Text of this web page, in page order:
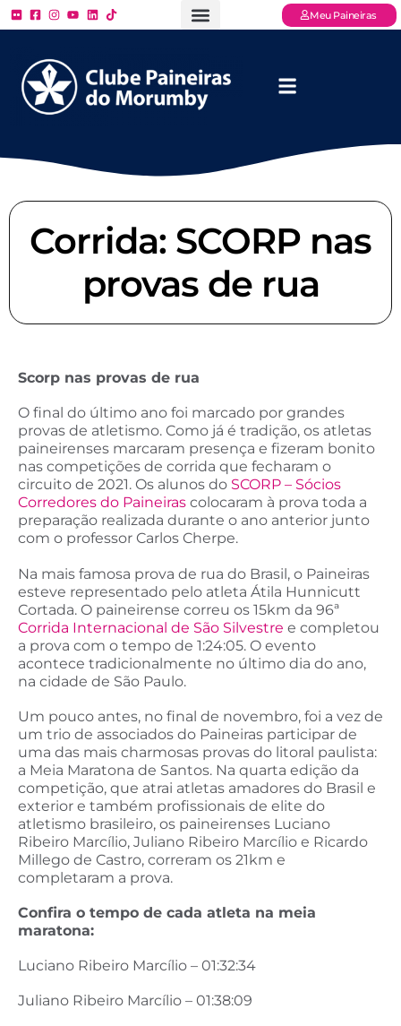
Meu Paineiras
Corrida: SCORP nas
provas de rua
Scorp nas provas de rua
O final do último ano foi marcado por grandes
provas de atletismo. Como já é tradição, os atletas
paineirenses marcaram presença e fizeram bonito
nas competições de corrida que fecharam o
circuito de 2021. Os alunos do SCORP – Sócios
Corredores do Paineiras colocaram à prova toda a
preparação realizada durante o ano anterior junto
com o professor Carlos Cherpe.
Na mais famosa prova de rua do Brasil, o Paineiras
esteve representado pelo atleta Átila Hunnicutt
Cortada. O paineirense correu os 15km da 96ª
Corrida Internacional de São Silvestre e completou
a prova com o tempo de 1:24:05. O evento
acontece tradicionalmente no último dia do ano,
na cidade de São Paulo.
Um pouco antes, no final de novembro, foi a vez de
um trio de associados do Paineiras participar de
uma das mais charmosas provas do litoral paulista:
a Meia Maratona de Santos. Na quarta edição da
competição, que atrai atletas amadores do Brasil e
exterior e também profissionais de elite do
atletismo brasileiro, os paineirenses Luciano
Ribeiro Marcílio, Juliano Ribeiro Marcílio e Ricardo
Millego de Castro, correram os 21km e
completaram a prova.
Confira o tempo de cada atleta na meia
maratona:
Luciano Ribeiro Marcílio – 01:32:34
Juliano Ribeiro Marcílio – 01:38:09